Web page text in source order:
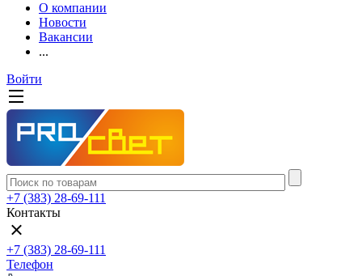
О компании
Новости
Вакансии
...
Войти
+7 (383) 28-69-111
Контакты
+7 (383) 28-69-111
Телефон